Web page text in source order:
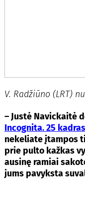
V. Radžiūno (LRT)
– Justė Navickaitė
Incognita. 25
nekeliate įtampos
prie pulto kažkas
ausinę ramiai
jums pavyksta